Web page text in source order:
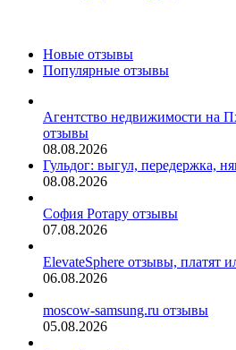
Новые отзывы
Популярные отзывы
Агентство недвижимости на
отзывы
08.08.2026
Гульдог: выгул, передержка,
08.08.2026
София Ротару отзывы
07.08.2026
ElevateSphere отзывы, платят
06.08.2026
moscow-samsung.ru отзывы
05.08.2026